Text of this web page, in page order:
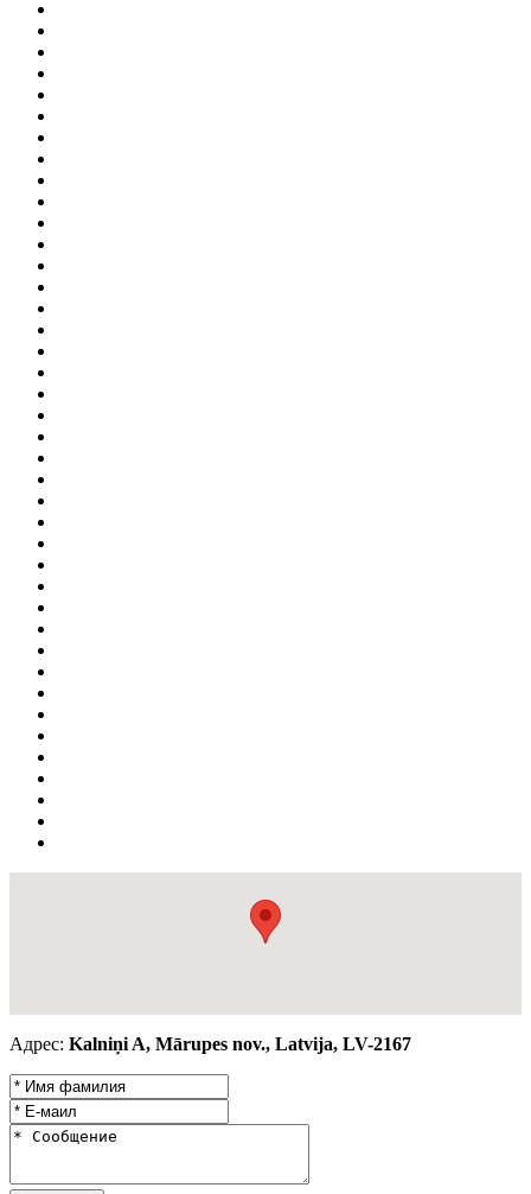
Адрес: Kalniņi A, Mārupes nov., Latvija, LV-2167